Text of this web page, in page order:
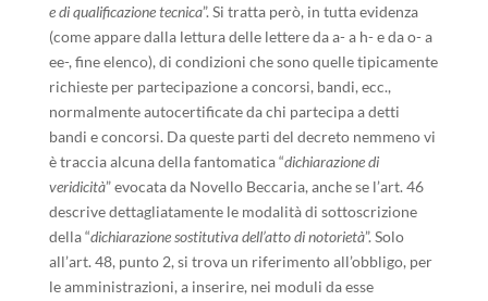
e di qualificazione tecnica”. Si tratta però, in tutta evidenza
(come appare dalla lettura delle lettere da a- a h- e da o- a
ee-, fine elenco), di condizioni che sono quelle tipicamente
richieste per partecipazione a concorsi, bandi, ecc.,
normalmente autocertificate da chi partecipa a detti
bandi e concorsi. Da queste parti del decreto nemmeno vi
è traccia alcuna della fantomatica “dichiarazione di
veridicità” evocata da Novello Beccaria, anche se l’art. 46
descrive dettagliatamente le modalità di sottoscrizione
della “dichiarazione sostitutiva dell’atto di notorietà”. Solo
all’art. 48, punto 2, si trova un riferimento all’obbligo, per
le amministrazioni, a inserire, nei moduli da esse